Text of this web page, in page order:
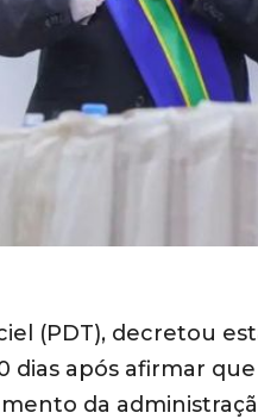
(PDT), decretou
dias após afirmar
da